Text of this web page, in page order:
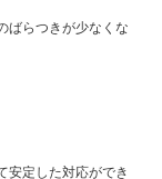
ばらつきが少なくな
安定した対応ができ